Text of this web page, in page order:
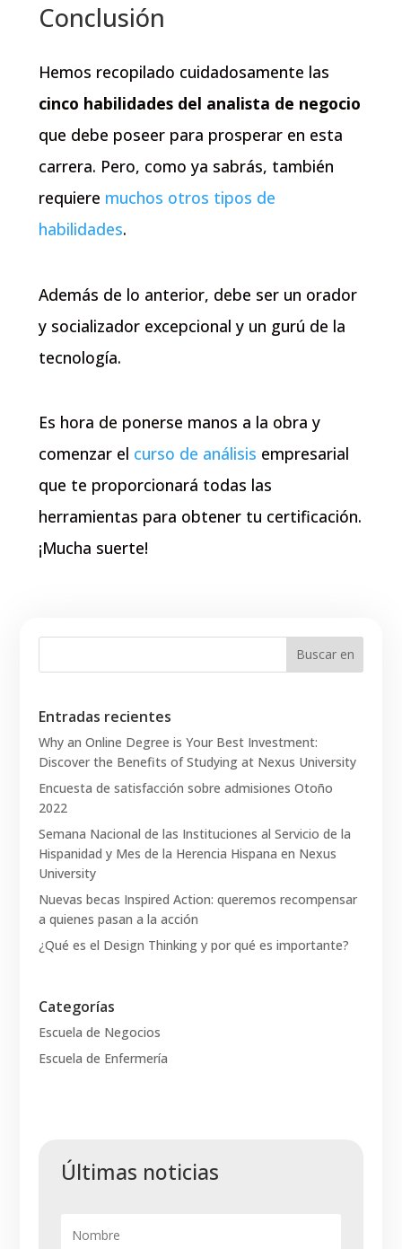
Conclusión
Hemos recopilado cuidadosamente las
cinco habilidades del analista de negocio
que debe poseer para prosperar en esta
carrera. Pero, como ya sabrás, también
requiere muchos otros tipos de
habilidades.
Además de lo anterior, debe ser un orador
y socializador excepcional y un gurú de la
tecnología.
Es hora de ponerse manos a la obra y
comenzar el curso de análisis empresarial
que te proporcionará todas las
herramientas para obtener tu certificación.
¡Mucha suerte!
Entradas recientes
Why an Online Degree is Your Best Investment:
Discover the Benefits of Studying at Nexus University
Encuesta de satisfacción sobre admisiones Otoño
2022
Semana Nacional de las Instituciones al Servicio de la
Hispanidad y Mes de la Herencia Hispana en Nexus
University
Nuevas becas Inspired Action: queremos recompensar
a quienes pasan a la acción
¿Qué es el Design Thinking y por qué es importante?
Categorías
Escuela de Negocios
Escuela de Enfermería
Últimas noticias